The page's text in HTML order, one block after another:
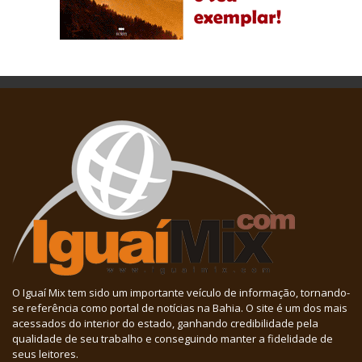
O Iguaí Mix tem sido um importante veículo de informação, tornando-
se referência como portal de notícias na Bahia. O site é um dos mais
acessados do interior do estado, ganhando credibilidade pela
qualidade de seu trabalho e conseguindo manter a fidelidade de
seus leitores.